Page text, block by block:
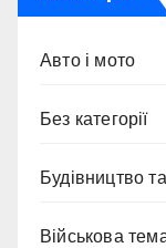
Авто і мото
Без категорії
Будівництво
Військова